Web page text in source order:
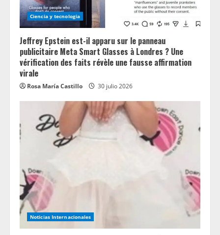
Ciencia y tecnologia
Jeffrey Epstein est-il apparu sur le panneau
publicitaire Meta Smart Glasses à Londres ? Une
vérification des faits révèle une fausse affirmation
virale
Rosa María Castillo 30 julio 2026
Noticias Internacionales